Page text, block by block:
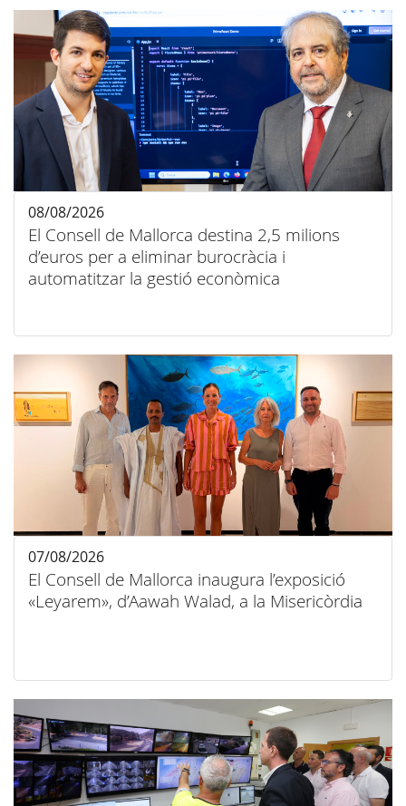
El Consell de Mallorca destina 2,5 milions
d’euros per a eliminar burocràcia i
automatitzar la gestió econòmica
08/08/2026
El Consell de Mallorca inaugura l’exposició
«Leyarem», d’Aawah Walad, a la Misericòrdia
07/08/2026